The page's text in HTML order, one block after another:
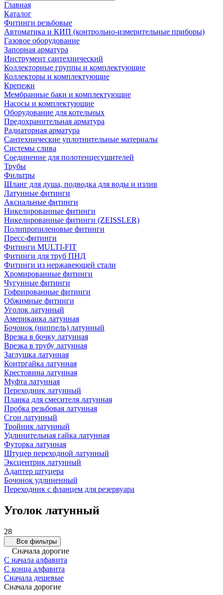
Главная
Каталог
Фитинги резьбовые
Автоматика и КИП (контрольно-измерительные приборы)
Газовое оборудование
Запорная арматура
Инструмент сантехнический
Коллекторные группы и комплектующие
Коллекторы и комплектующие
Крепежи
Мембранные баки и комплектующие
Насосы и комплектующие
Оборудование для котельных
Предохранительная арматура
Радиаторная арматура
Сантехнические уплотнительные материалы
Системы слива
Соединение для полотенцесушителей
Трубы
Фильтры
Шланг для душа, подводка для воды и излив
Латунные фитинги
Аксиальные фитинги
Никелированные фитинги
Никелированные фитинги (ZEISSLER)
Полипропиленовые фитинги
Пресс-фитинги
Фитинги MULTI-FIT
Фитинги для труб ПНД
Фитинги из нержавеющей стали
Хромированные фитинги
Чугунные фитинги
Гофрированные фитинги
Обжимные фитинги
Уголок латунный
Американка латунная
Бочонок (ниппель) латунный
Врезка в бочку латунная
Врезка в трубу латунная
Заглушка латунная
Контргайка латунная
Крестовина латунная
Муфта латунная
Переходник латунный
Планка для смесителя латунная
Пробка резьбовая латунная
Сгон латунный
Тройник латунный
Удлинительная гайка латунная
Футорка латунная
Штуцер переходной латунный
Эксцентрик латунный
Адаптер штуцера
Бочонок удлиненный
Переходник с фланцем для резервуара
Уголок латунный
28
Все фильтры
Сначала дорогие
С начала алфавита
С конца алфавита
Сначала дешевые
Сначала дорогие